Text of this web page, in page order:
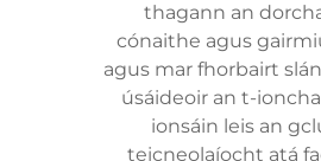
thagann an
cónaithe agus
agus mar fhorbairt
úsáideoir an t-
ionsáin leis an
teicneolaíocht atá